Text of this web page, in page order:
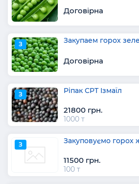
Договірна
З Закупаем горох
Договірна
З Ріпак СРТ Ізмаїл
21800 грн.
1000 т
З Закуповуємо горох
11500 грн.
100 т